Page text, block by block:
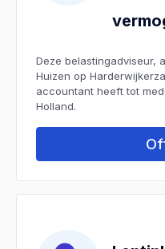
Deze belastingadviseur,
Huizen op
accountant heeft tot
Holland.